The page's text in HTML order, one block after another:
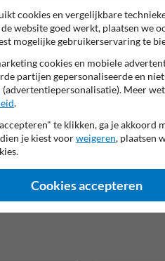
folie Anti-graffiti
cookies en vergelijkbare
website goed werkt, plaatsen we
mogelijke gebruikerservaring te
cookies en mobiele
partijen gepersonaliseerde en
Meer
.
te klikken, ga je akkoord
je kiest voorweigeren, plaatsen
Cookies accepteren